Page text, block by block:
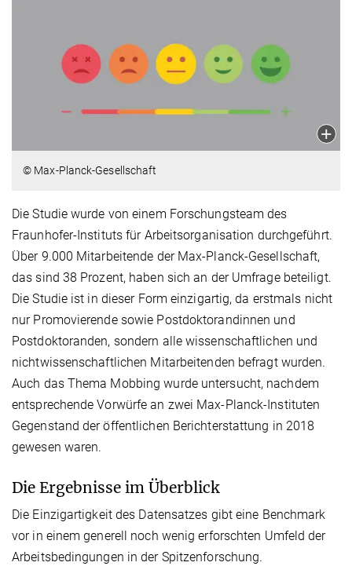
© Max-Planck-Gesellschaft
Die Studie wurde von einem Forschungsteam des
Fraunhofer-Instituts für Arbeitsorganisation durchgeführt.
Über 9.000 Mitarbeitende der Max-Planck-Gesellschaft,
das sind 38 Prozent, haben sich an der Umfrage beteiligt.
Die Studie ist in dieser Form einzigartig, da erstmals nicht
nur Promovierende sowie Postdoktorandinnen und
Postdoktoranden, sondern alle wissenschaftlichen und
nichtwissenschaftlichen Mitarbeitenden befragt wurden.
Auch das Thema Mobbing wurde untersucht, nachdem
entsprechende Vorwürfe an zwei Max-Planck-Instituten
Gegenstand der öffentlichen Berichterstattung in 2018
gewesen waren.
Die Ergebnisse im Überblick
Die Einzigartigkeit des Datensatzes gibt eine Benchmark
vor in einem generell noch wenig erforschten Umfeld der
Arbeitsbedingungen in der Spitzenforschung.